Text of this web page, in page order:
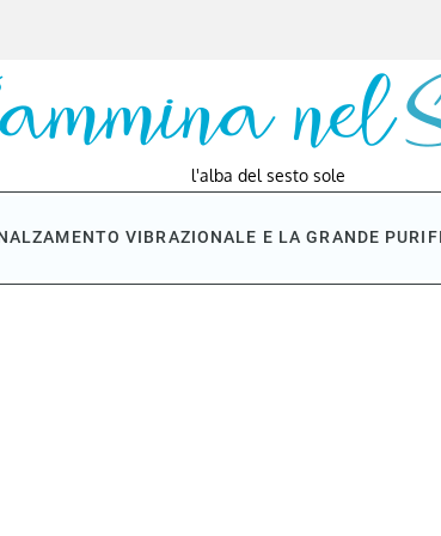
l'alba del sesto sole
VIBRAZIONALE E LA GRANDE